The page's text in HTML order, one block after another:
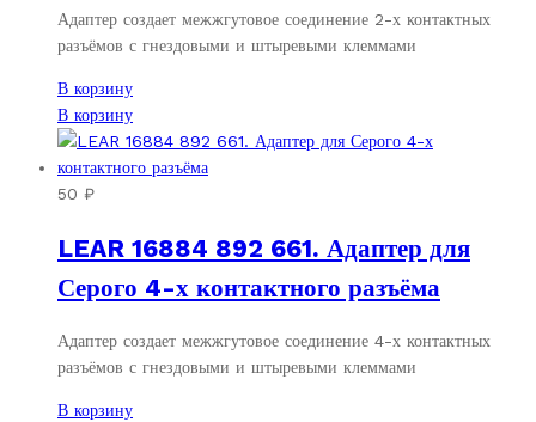
Адаптер создает межжгутовое соединение 2-х контактных
разъёмов с гнездовыми и штыревыми клеммами
В корзину
В корзину
50 ₽
LEAR 16884 892 661. Адаптер для
Серого 4-х контактного разъёма
Адаптер создает межжгутовое соединение 4-х контактных
разъёмов с гнездовыми и штыревыми клеммами
В корзину